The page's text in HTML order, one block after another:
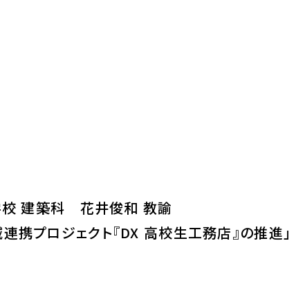
建築科 花井俊和 教諭
携プロジェクト『DX 高校生工務店』の推進」